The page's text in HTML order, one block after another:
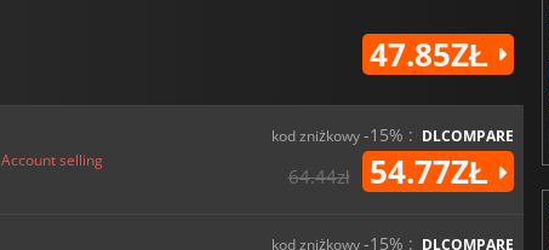
47.85ZŁ
Account selling
kod zniżkowy-15% : DLCOMPARE
64.44zł 54.77ZŁ
kod zniżkowy-15% : DLCOMPARE